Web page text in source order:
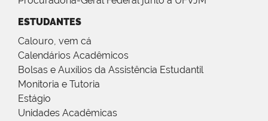
ESTUDANTES
Calouro, vem cá
Calendários Acadêmicos
Bolsas e Auxílios da Assistência Estudantil
Monitoria e Tutoria
Estágio
Unidades Acadêmicas